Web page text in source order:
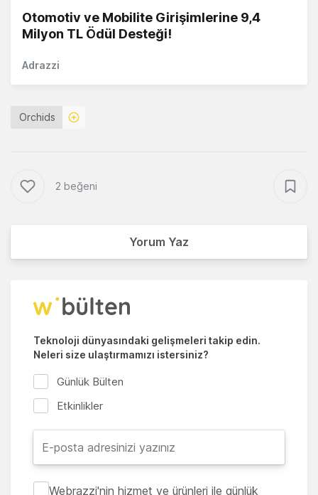
Otomotiv ve Mobilite Girişimlerine 9,4
Milyon TL Ödül Desteği!
Adrazzi
Orchids
2 beğeni
Yorum Yaz
Teknoloji dünyasındaki gelişmeleri takip edin.
Neleri size ulaştırmamızı istersiniz?
Günlük Bülten
Etkinlikler
Webrazzi'nin hizmet ve ürünleri ile günlük